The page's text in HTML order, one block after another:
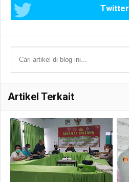
Twitter
Artikel Terkait